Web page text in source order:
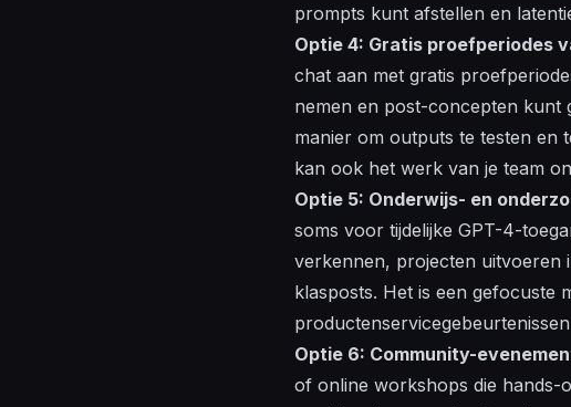
prompts kunt afstellen en
Optie 4: Gratis proefperiodes
chat aan met gratis
nemen en post-concepten kunt
manier om outputs te testen en
kan ook het werk van je team
Optie 5: Onderwijs- en
soms voor tijdelijke GPT-4-
verkennen, projecten uitvoeren
klasposts. Het is een gefocuste
Optie 6: Community-
of online workshops die hands-